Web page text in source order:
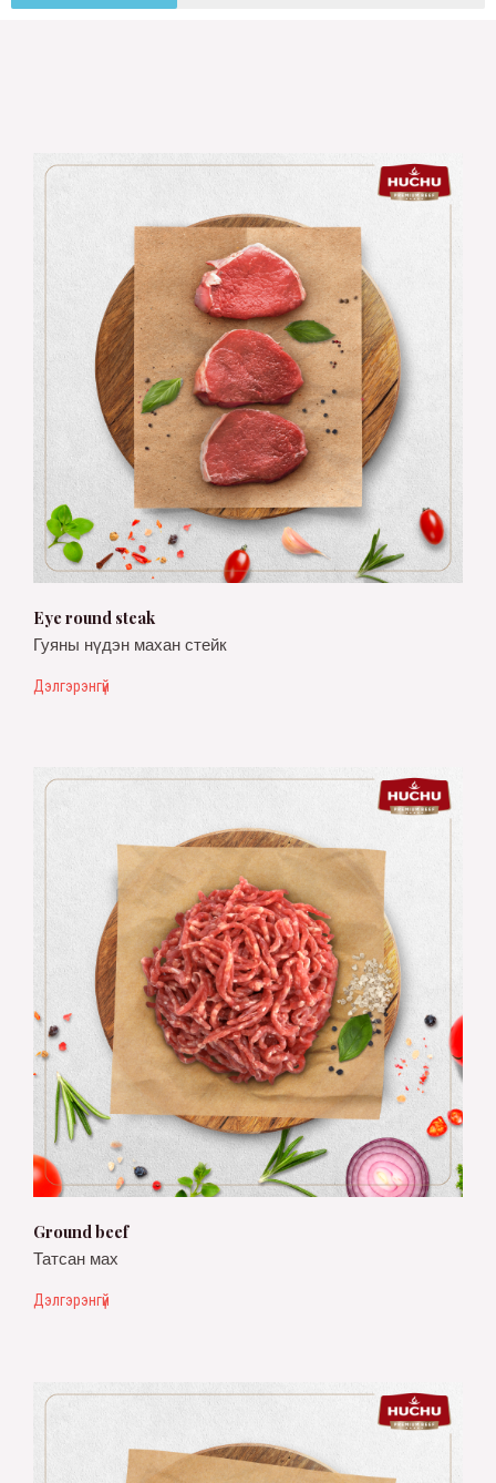
Eye round steak
Гуяны нүдэн махан стейк
Дэлгэрэнгүй
Ground beef
Татсан мах
Дэлгэрэнгүй